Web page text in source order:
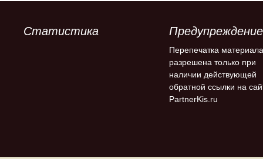
Статистика Предупреждение
Перепечатка материала
разрешена только при
наличии действующей
обратной ссылки на
PartnerKis.ru